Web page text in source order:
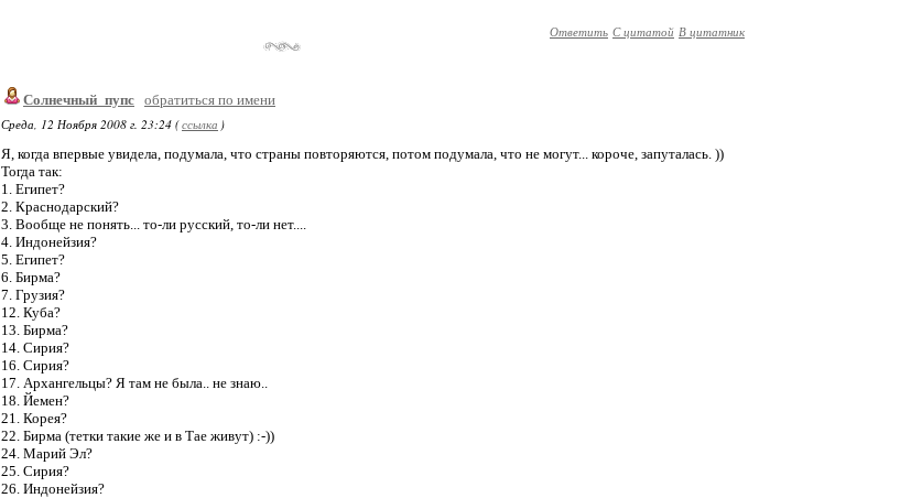
Ответить С цитатой В цитатник
Солнечный_пупс обратиться по имени
Среда, 12 Ноября 2008 г. 23:24 (ссылка )
Я, когда впервые увидела, подумала, что страны повторяются, потом подумала, что не могут... короче, запуталась. ))
Тогда так:
1. Египет?
2. Краснодарский?
3. Вообще не понять... то-ли русский, то-ли нет....
4. Индонейзия?
5. Египет?
6. Бирма?
7. Грузия?
12. Куба?
13. Бирма?
14. Сирия?
16. Сирия?
17. Архангельцы? Я там не была.. не знаю..
18. Йемен?
21. Корея?
22. Бирма (тетки такие же и в Тае живут) :-))
24. Марий Эл?
25. Сирия?
26. Индонейзия?